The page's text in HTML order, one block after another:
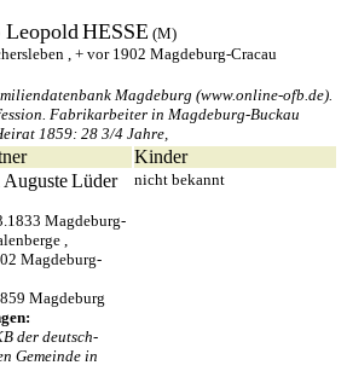
LeopoldHESSE (M)
, + vor 1902 Magdeburg-Cracau
Magdeburg (www.online-ofb.de).
Fabrikarbeiter in Magdeburg-Buckau
1859: 28 3/4 Jahre,
Kinder
AugusteLüder
Magdeburg-
,
Magdeburg-
Magdeburg
der deutsch-
Gemeinde in
nicht bekannt